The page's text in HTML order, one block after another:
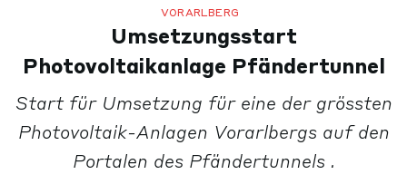
VORARLBERG
Umsetzungsstart
Photovoltaikanlage Pfändertunnel
Start für Umsetzung für eine der grössten
Photovoltaik-Anlagen Vorarlbergs auf den
Portalen des Pfändertunnels .